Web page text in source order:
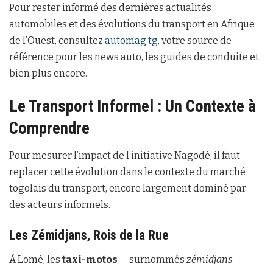
Pour rester informé des dernières actualités
automobiles et des évolutions du transport en Afrique
de l’Ouest, consultez automag.tg, votre source de
référence pour les news auto, les guides de conduite et
bien plus encore.
Le Transport Informel : Un Contexte à
Comprendre
Pour mesurer l’impact de l’initiative Nagodé, il faut
replacer cette évolution dans le contexte du marché
togolais du transport, encore largement dominé par
des acteurs informels.
Les Zémidjans, Rois de la Rue
À Lomé, lestaxi-motos — surnommés zémidjans —